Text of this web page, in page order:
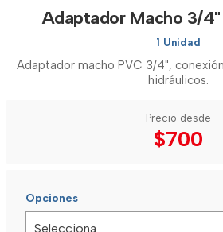
Adaptador Macho 3/4"
1 Unidad
Adaptador macho PVC 3/4",
hidráulicos.
Precio desde
$700
Opciones